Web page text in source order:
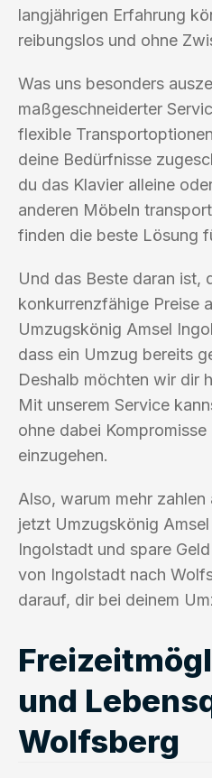
langjährigen Erfahrung
reibungslos und ohne
Was uns besonders
maßgeschneiderter
flexible
deine Bedürfnisse
du das Klavier alleine
anderen Möbeln
finden die beste Lösung
Und das Beste daran ist,
konkurrenzfähige Preise
Umzugskönig Amsel
dass ein Umzug bereits
Deshalb möchten wir dir
Mit unserem Service
ohne dabei
einzugehen.
Also, warum mehr
jetzt Umzugskönig
Ingolstadt und spare
von Ingolstadt nach
darauf, dir bei deinem
und
Wolfsberg